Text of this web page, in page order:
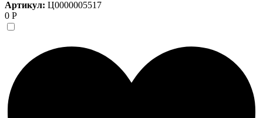
Артикул: Ц0000005517
0 Р